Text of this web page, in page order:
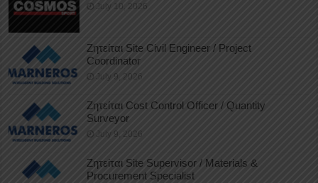
July 10, 2026
Ζητείται Site Civil Engineer / Project
Coordinator
July 9, 2026
Ζητείται Cost Control Officer / Quantity
Surveyor
July 9, 2026
Ζητείται Site Supervisor / Materials &
Procurement Specialist